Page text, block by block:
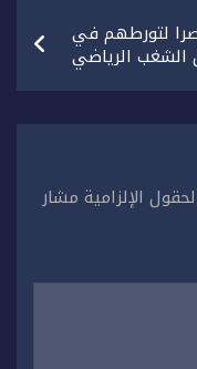
توقيف 38 راشدا و 50 قاصرا لتورطهم في
الشغب الرياضي
الإلزامية مشار